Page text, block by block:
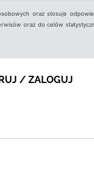
oraz stosuje
oraz do celów
/ ZALOGUJ